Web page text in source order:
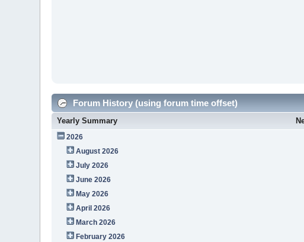
Forum History (using forum time offset)
Yearly Summary
2026
August 2026
July 2026
June 2026
May 2026
April 2026
March 2026
February 2026